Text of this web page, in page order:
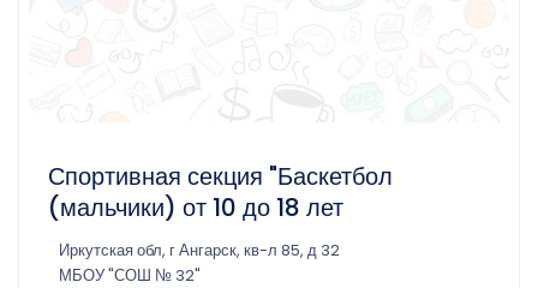
Спортивная секция "Баскетбол
(мальчики) от 10 до 18 лет
Иркутская обл, г Ангарск, кв-л 85, д 32
МБОУ "СОШ № 32"